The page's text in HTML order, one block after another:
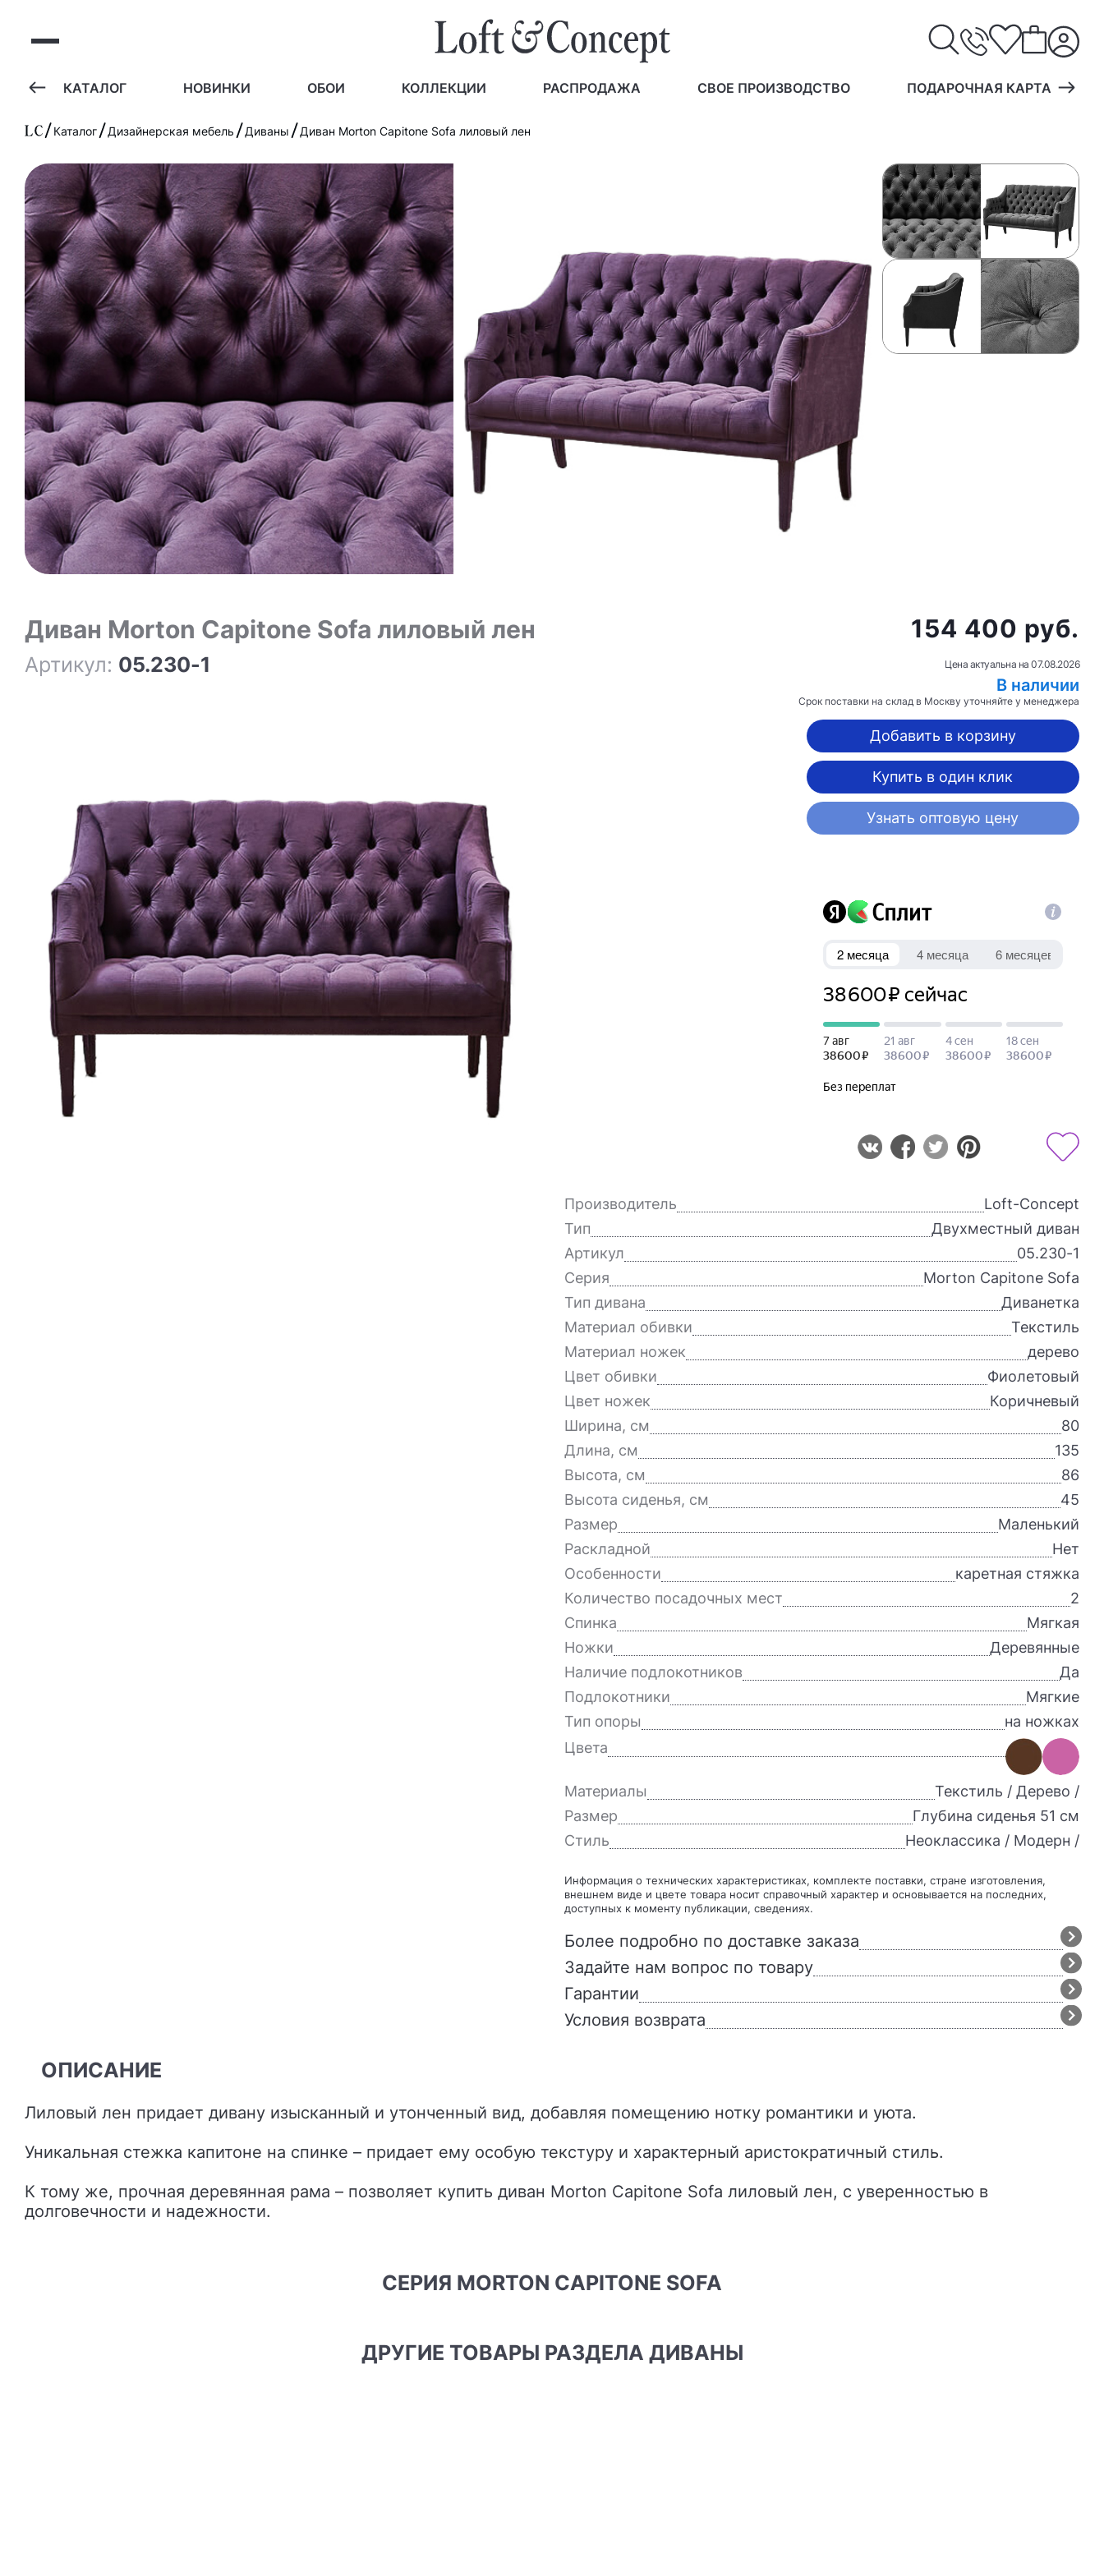
КАТАЛОГ НОВИНКИ ОБОИ КОЛЛЕКЦИИ РАСПРОДАЖА СВОЕ ПРОИЗВОДСТВО ПОДАРОЧНАЯ КАРТА
Каталог Дизайнерская мебель Диваны Диван Morton Capitone Sofa лиловый лен
Диван Morton Capitone Sofa лиловый лен
Артикул: 05.230-1
154 400 руб.
Цена актуальна на 07.08.2026
В наличии
Срок поставки на склад в Москву уточняйте у менеджера
Добавить в корзину
Купить в один клик
Узнать оптовую цену
Производитель
Loft-Concept
Тип
Двухместный диван
Артикул
05.230-1
Серия
Morton Capitone Sofa
Тип дивана
Диванетка
Материал обивки
Текстиль
Материал ножек
дерево
Цвет обивки
Фиолетовый
Цвет ножек
Коричневый
Ширина, см
80
Длина, см
135
Высота, см
86
Высота сиденья, см
45
Размер
Маленький
Раскладной
Нет
Особенности
каретная стяжка
Количество посадочных мест
2
Спинка
Мягкая
Ножки
Деревянные
Наличие подлокотников
Да
Подлокотники
Мягкие
Тип опоры
на ножках
Цвета
Материалы
Текстиль / Дерево /
Размер
Глубина сиденья 51 см
Стиль
Неоклассика / Модерн /
Информация о технических характеристиках, комплекте поставки, стране изготовления,
внешнем виде и цвете товара носит справочный характер и основывается на последних,
доступных к моменту публикации, сведениях.
Более подробно по доставке заказа
Задайте нам вопрос по товару
Гарантии
Условия возврата
ОПИСАНИЕ
Лиловый лен придает дивану изысканный и утонченный вид, добавляя помещению нотку романтики и уюта.
Уникальная стежка капитоне на спинке – придает ему особую текстуру и характерный аристократичный стиль.
К тому же, прочная деревянная рама – позволяет купить диван Morton Capitone Sofa лиловый лен, с уверенностью в
долговечности и надежности.
СЕРИЯ MORTON CAPITONE SOFA
ДРУГИЕ ТОВАРЫ РАЗДЕЛА ДИВАНЫ